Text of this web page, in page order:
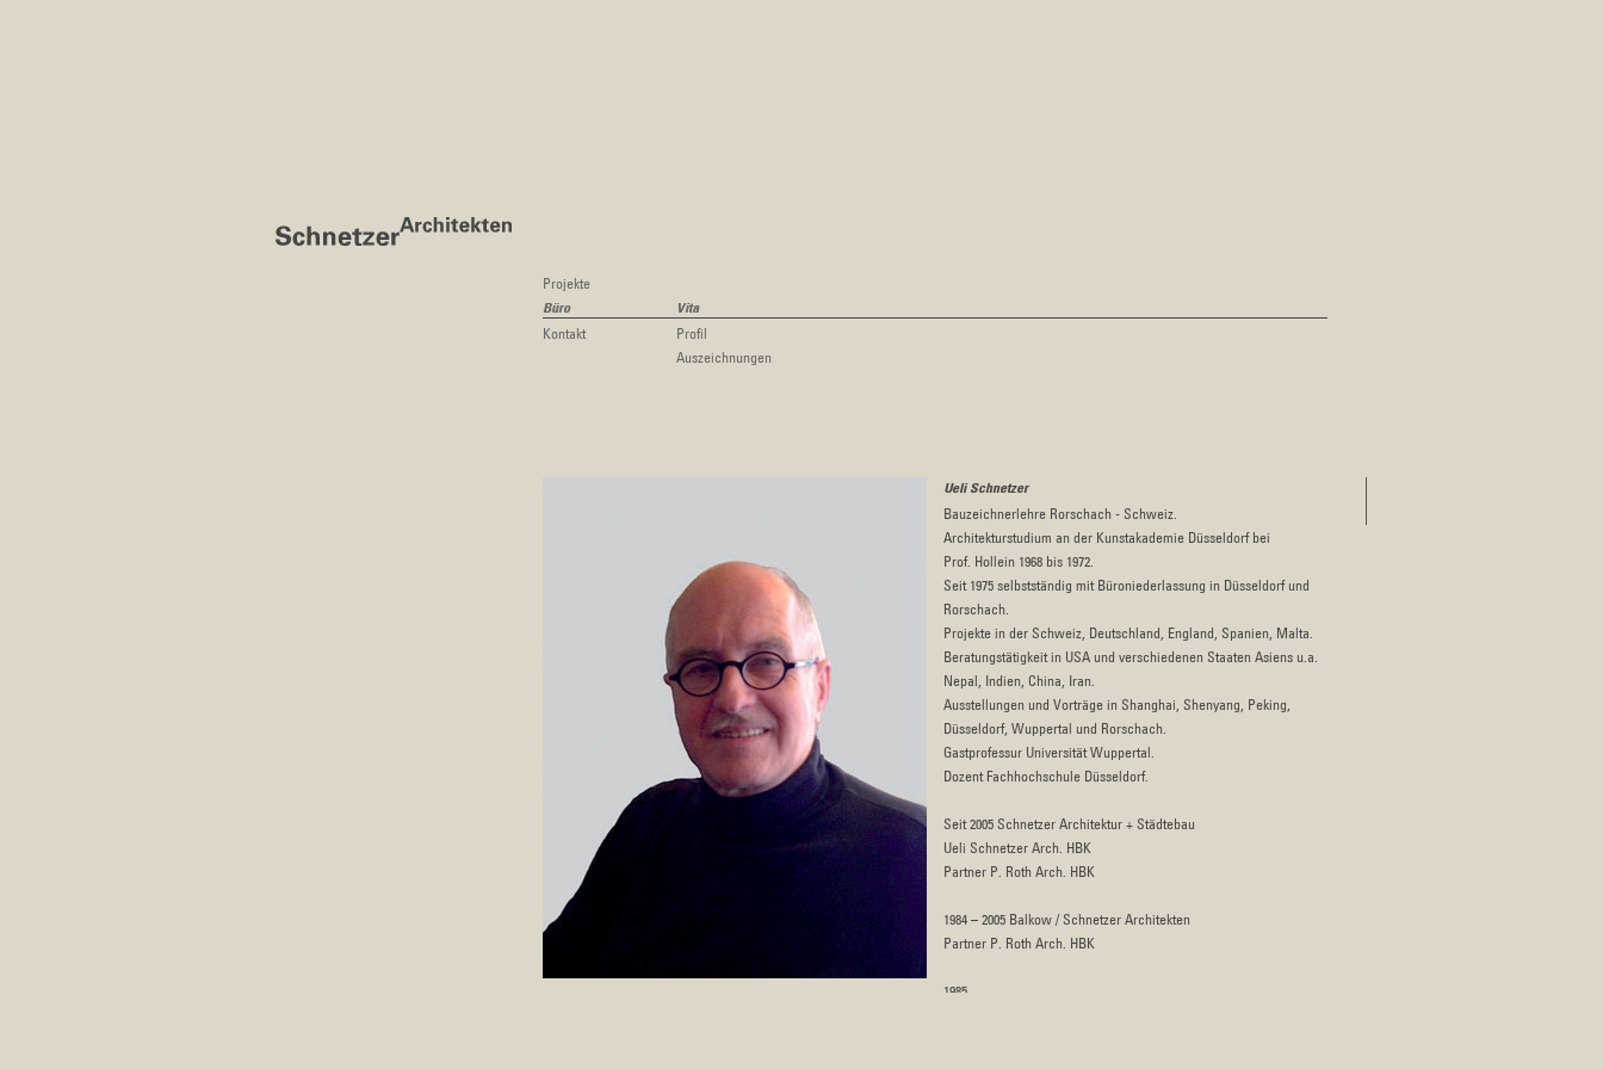
Projekte
Büro Vita
Profil
Auszeichnungen
Kontakt
Ueli Schnetzer
Bauzeichnerlehre Rorschach - Schweiz.
Architekturstudium an der Kunstakademie Düsseldorf bei
Prof. Hollein 1968 bis 1972.
Seit 1975 selbstständig mit Büroniederlassung in Düsseldorf und
Rorschach.
Projekte in der Schweiz, Deutschland, England, Spanien, Malta.
Beratungstätigkeit in USA und verschiedenen Staaten Asiens u.a.
Nepal, Indien, China, Iran.
Ausstellungen und Vorträge in Shanghai, Shenyang, Peking,
Düsseldorf, Wuppertal und Rorschach.
Gastprofessur Universität Wuppertal.
Dozent Fachhochschule Düsseldorf.
Seit 2005 Schnetzer Architektur + Städtebau
Ueli Schnetzer Arch. HBK
Partner P. Roth Arch. HBK
1984 – 2005 Balkow / Schnetzer Architekten
Partner P. Roth Arch. HBK
1985